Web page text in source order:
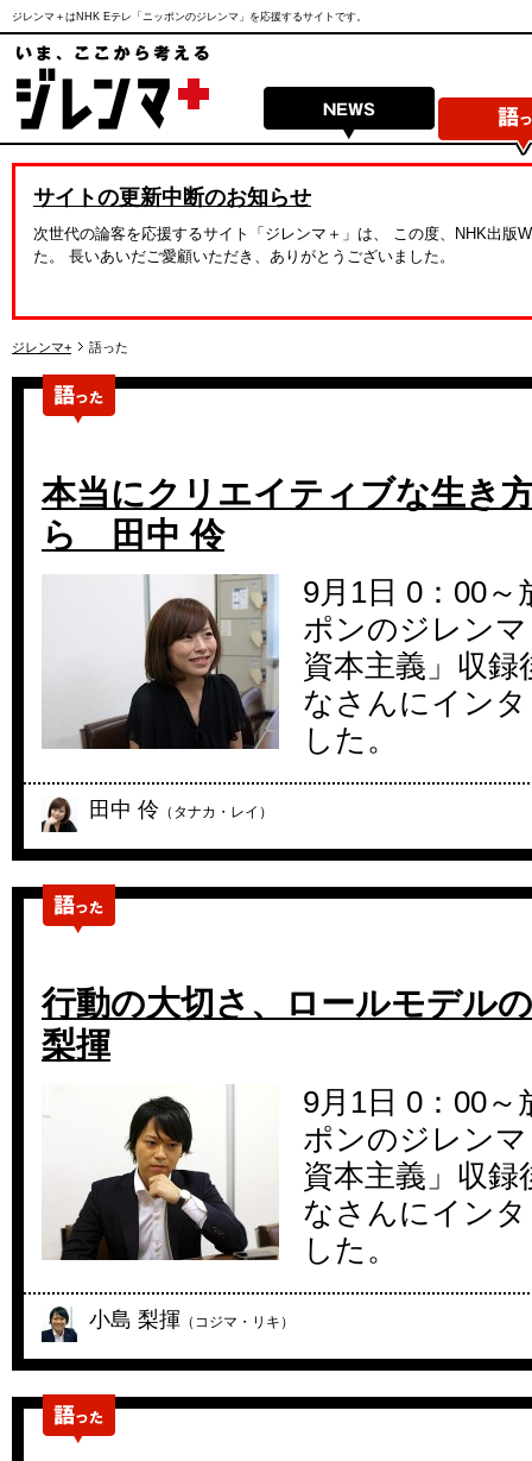
ジレンマ＋はNHK Eテレ「ニッポンのジレンマ」を応援するサイトです。
サイトの更新中断のお知らせ
次世代の論客を応援するサイト「ジレンマ＋」は、 この度、NHK出
た。 長いあいだご愛顧いただき、ありがとうございました。
ジレンマ+ 語った
本当にクリエイティブな生き
ら 田中 伶
9月1日 0：00
ポンのジレン
資本主義」収
なさんにイン
した。
田中 伶 （タナカ・レイ）
行動の大切さ、ロールモデル
梨揮
9月1日 0：00
ポンのジレン
資本主義」収
なさんにイン
した。
小島 梨揮 （コジマ・リキ）